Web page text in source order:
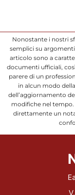
Nonostante i nostri
semplici su
articolo sono a
documenti ufficiali,
parere di un
in alcun modo
dell’aggiornamento
modifiche nel
direttamente un